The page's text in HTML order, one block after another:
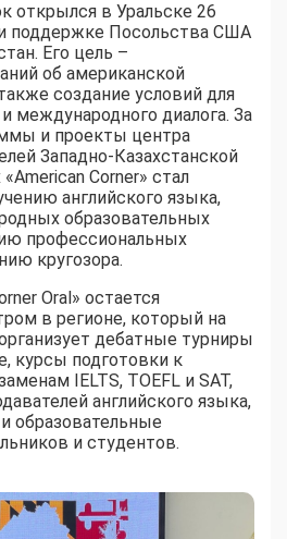
открылся в Уральске 26
поддержке Посольства США
Его цель –
об американской
создание условий для
международного диалога. За
и проекты центра
Западно-Казахстанской
Corner» стал
английского языка,
образовательных
профессиональных
кругозора.
Oral» остается
в регионе, который на
дебатные турниры
курсы подготовки к
IELTS, TOEFL и SAT,
английского языка,
образовательные
и студентов.